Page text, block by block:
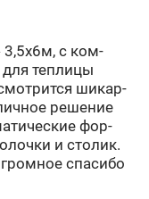
3,5х6м, с ком­
теп­ли­цы
ши­кар­
ре­ше­ние
фор­
и сто­лик.
спа­си­бо